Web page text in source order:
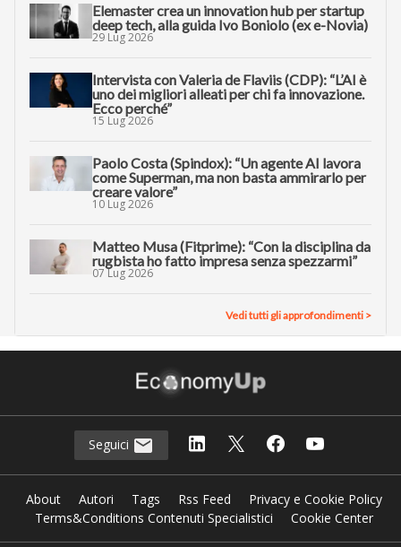
Elemaster crea un innovation hub per startup
deep tech, alla guida Ivo Boniolo (ex e-Novia)
29 Lug 2026
Intervista con Valeria de Flaviis (CDP): “L’AI è
uno dei migliori alleati per chi fa innovazione.
Ecco perché”
15 Lug 2026
Paolo Costa (Spindox): “Un agente AI lavora
come Superman, ma non basta ammirarlo per
creare valore”
10 Lug 2026
Matteo Musa (Fitprime): “Con la disciplina da
rugbista ho fatto impresa senza spezzarmi”
07 Lug 2026
Vedi tutti gli approfondimenti >
Seguici
About Autori Tags Rss Feed
Privacy e Cookie Policy
Terms&Conditions Contenuti Specialistici
Cookie Center